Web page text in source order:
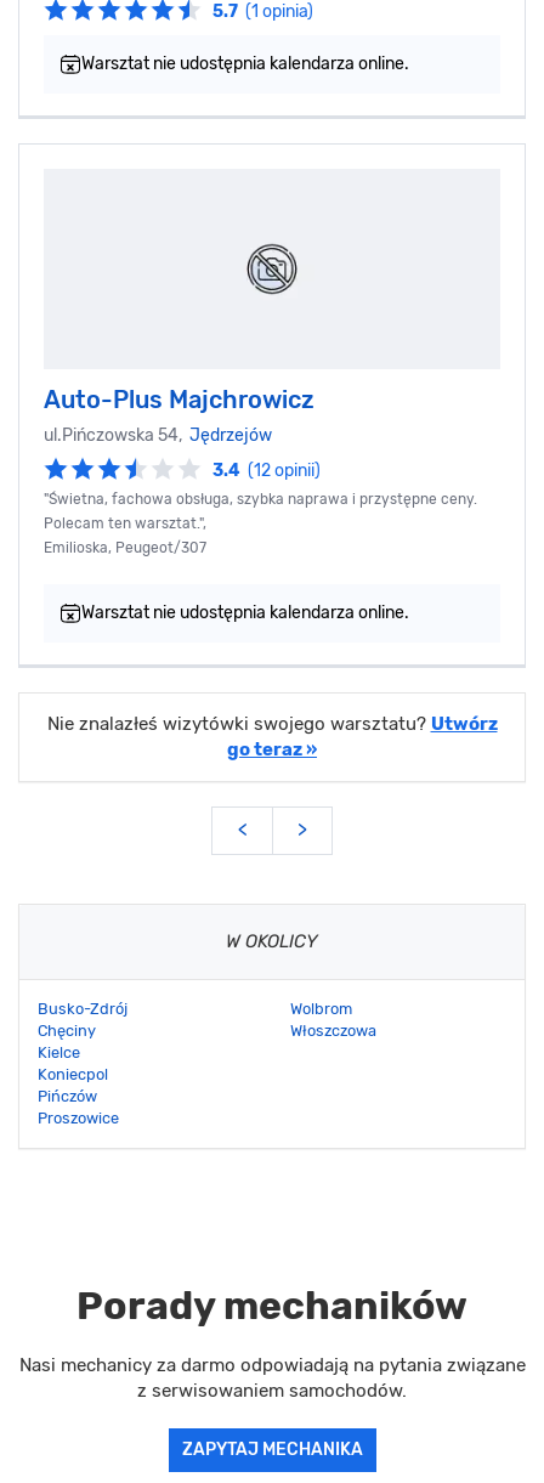
5.7 (1 opinia)
Warsztat nie udostępnia kalendarza online.
Auto-Plus Majchrowicz
ul.Pińczowska 54, Jędrzejów
3.4 (12 opinii)
"Świetna, fachowa obsługa, szybka naprawa i przystępne ceny.
Polecam ten warsztat.",
Emilioska, Peugeot/307
Warsztat nie udostępnia kalendarza online.
Nie znalazłeś wizytówki swojego warsztatu? Utwórz
go teraz »
< >
W OKOLICY
Busko-Zdrój
Chęciny
Kielce
Koniecpol
Pińczów
Proszowice
Wolbrom
Włoszczowa
Porady mechaników
Nasi mechanicy za darmo odpowiadają na pytania związane
z serwisowaniem samochodów.
ZAPYTAJ MECHANIKA